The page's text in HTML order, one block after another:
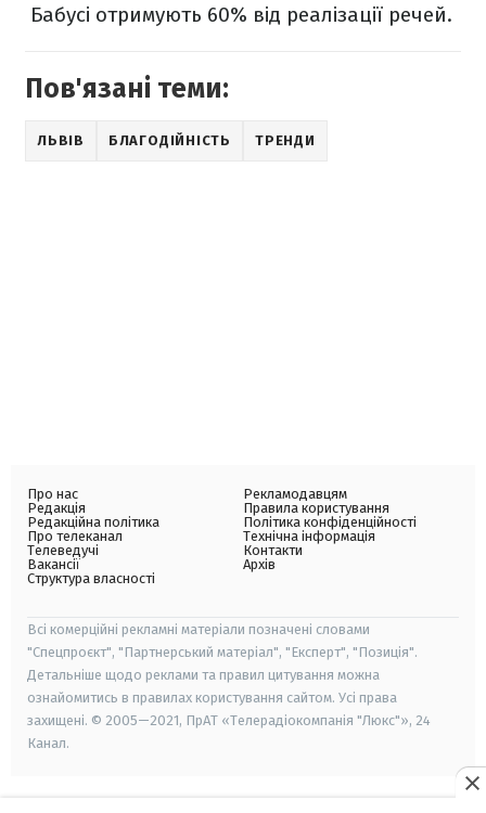
Бабусі отримують 60% від реалізації речей.
Пов'язані теми:
ЛЬВІВ БЛАГОДІЙНІСТЬ ТРЕНДИ
Про нас
Редакція
Редакційна політика
Про телеканал
Телеведучі
Вакансії
Структура власності
Рекламодавцям
Правила користування
Політика конфіденційності
Технічна інформація
Контакти
Архів
Всі комерційні рекламні матеріали позначені словами
"Спецпроєкт", "Партнерський матеріал", "Експерт", "Позиція".
Детальніше щодо реклами та правил цитування можна
ознайомитись в правилах користування сайтом. Усі права
захищені. © 2005—2021, ПрАТ «Телерадіокомпанія "Люкс"», 24
Канал.